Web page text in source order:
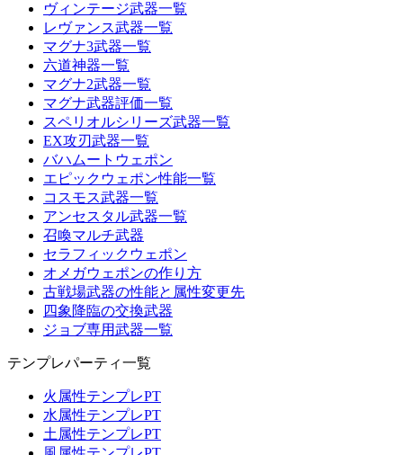
ヴィンテージ武器一覧
レヴァンス武器一覧
マグナ3武器一覧
六道神器一覧
マグナ2武器一覧
マグナ武器評価一覧
スペリオルシリーズ武器一覧
EX攻刃武器一覧
バハムートウェポン
エピックウェポン性能一覧
コスモス武器一覧
アンセスタル武器一覧
召喚マルチ武器
セラフィックウェポン
オメガウェポンの作り方
古戦場武器の性能と属性変更先
四象降臨の交換武器
ジョブ専用武器一覧
テンプレパーティ一覧
火属性テンプレPT
水属性テンプレPT
土属性テンプレPT